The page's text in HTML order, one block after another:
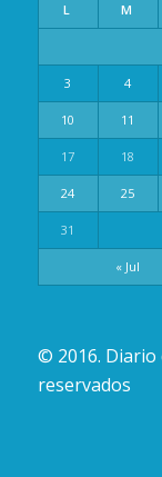
L M
« Jul
3 4
10 11
17 18
24 25
31
© 2016. Diario
reservados